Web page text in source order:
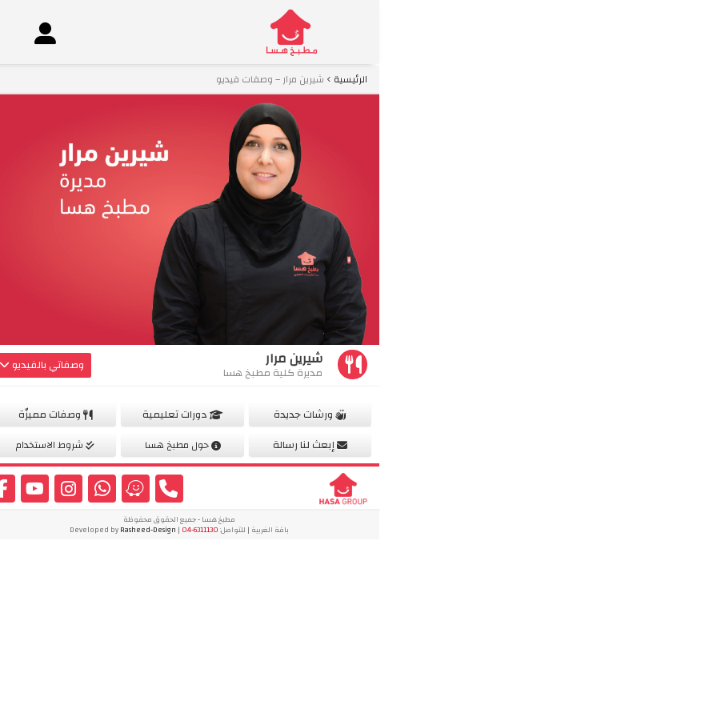
Skipالرئيسية شيرين مرار – وصفات فيديو
شيرين مرار
مديرة كلية مطبخ هسا وصفاتي بالفيديو
ورشات جديدة دورات تعليمية
وصفات مميزّة
إبعث لنا رسالة
حول مطبخ هسا شروط الاستخدام
مطبخ هسا - جميع الحقوق محفوظة
باقة الغربية | للتواصل:04-6311130
| Developed by
Rasheed-Design